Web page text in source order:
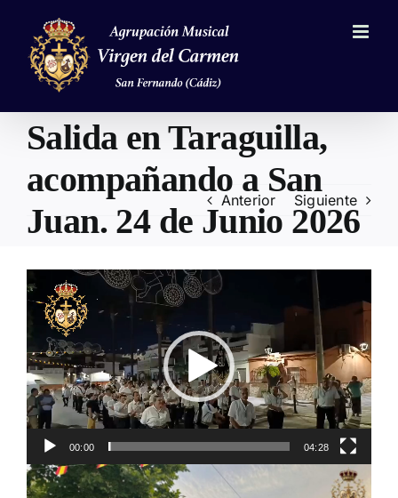
contenido
Salida en Taraguilla,
acompañando a San
Juan. 24 de Junio 2026
Anterior Siguiente
Reproductor
de
vídeo
00:00 04:28